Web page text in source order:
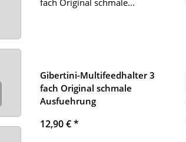
Gibertini-Multifeedhalter 3
fach Original schmale
Ausfuehrung
12,90 €*